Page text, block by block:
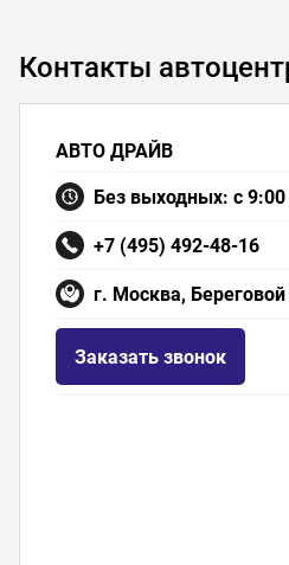
Контакты
АВТО ДРАЙВ
Без выходных: с
+7 (495) 492-48-16
г. Москва,
Заказать звонок